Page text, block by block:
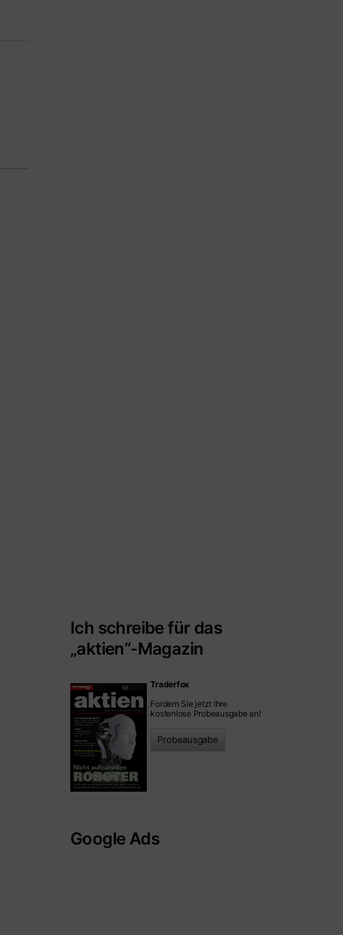
Ich schreibe für das
„aktien”-Magazin
Traderfox
Fordern Sie jetzt Ihre
kostenlose Probeausgabe an!
Probeausgabe
Google Ads